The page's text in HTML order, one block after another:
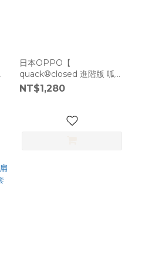
日本OPPO【
quack®closed 進階版 呱呱
NT$1,280